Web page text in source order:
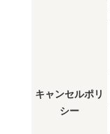
キャンセルポリ
シー